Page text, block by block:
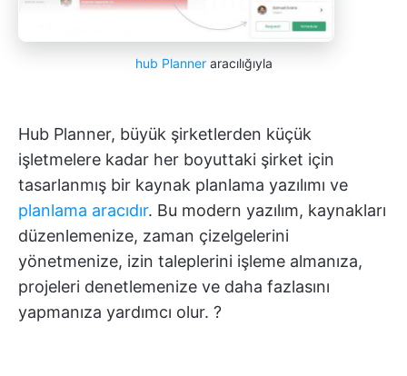
hub Planneraracılığıyla
Hub Planner, büyük şirketlerden küçük
işletmelere kadar her boyuttaki şirket için
tasarlanmış bir kaynak planlama yazılımı ve
planlama aracıdır. Bu modern yazılım, kaynakları
düzenlemenize, zaman çizelgelerini
yönetmenize, izin taleplerini işleme almanıza,
projeleri denetlemenize ve daha fazlasını
yapmanıza yardımcı olur. ?